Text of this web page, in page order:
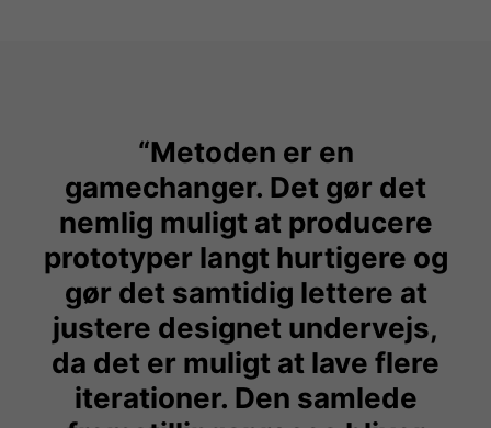
“Metoden er en
gamechanger. Det gør det
nemlig muligt at producere
prototyper langt hurtigere og
gør det samtidig lettere at
justere designet undervejs,
da det er muligt at lave flere
iterationer. Den samlede